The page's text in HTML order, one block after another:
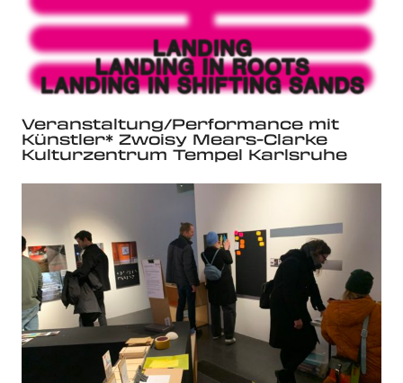
Veranstaltung/Performance mit
Künstler* Zwoisy Mears-Clarke
Kulturzentrum Tempel Karlsruhe